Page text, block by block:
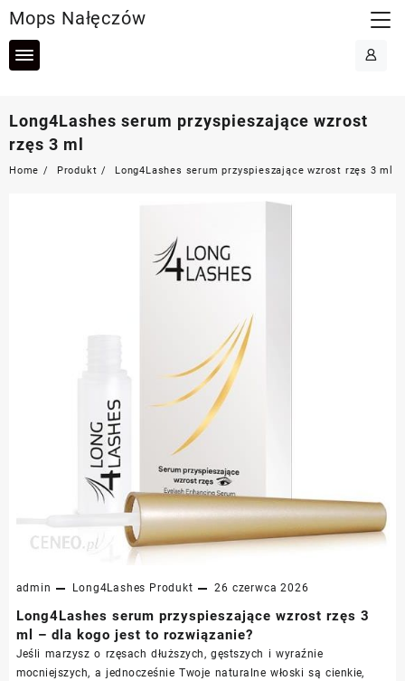
to
content
Mops Nałęczów
Long4Lashes serum przyspieszające wzrost
rzęs 3 ml
Home Produkt Long4Lashes serum przyspieszające wzrost rzęs 3 ml
admin Long4Lashes Produkt 26 czerwca 2026
Long4Lashes serum przyspieszające wzrost rzęs 3
ml – dla kogo jest to rozwiązanie?
Jeśli marzysz o rzęsach dłuższych, gęstszych i wyraźnie
mocniejszych, a jednocześnie Twoje naturalne włoski są cienkie,